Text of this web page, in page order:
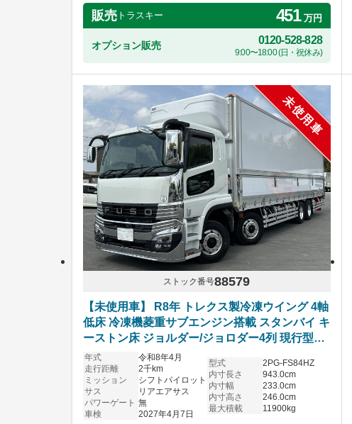
販売 トラスキー 451万円
オプション販売 0120-528-828
9:00〜18:00 (日・祝休み)
未使用車
ストック番号88579
【未使用車】 R8年 トレクス製冷凍ウイング 4軸
低床 冷凍機菱重サブエンジン搭載 スタンバイ キ
ーストン床 ジョルダー/ジョロダー4列 現行型ス
ーパーグレート リアエアサス アルミホイール シ
フトパイロット 6R20エンジン 車検付き
年式
令和8年4月
走行距離
2千km
ミッション
シフトパイロット
サス
リアエアサス
パワーゲート 無
車検
2027年4月7日
型式
2PG-FS84HZ
内寸長さ
943.0cm
内寸幅
233.0cm
内寸高さ
246.0cm
最大積載
11900kg